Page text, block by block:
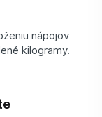
nápojov
kilogramy.